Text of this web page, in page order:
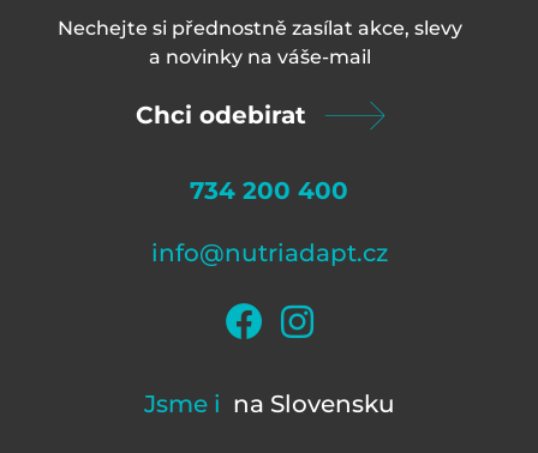
Nechejte si přednostně zasílat akce, slevy
a novinky na váše-mail
Chci odebirat
734 200 400
info@nutriadapt.cz
Jsme i na Slovensku